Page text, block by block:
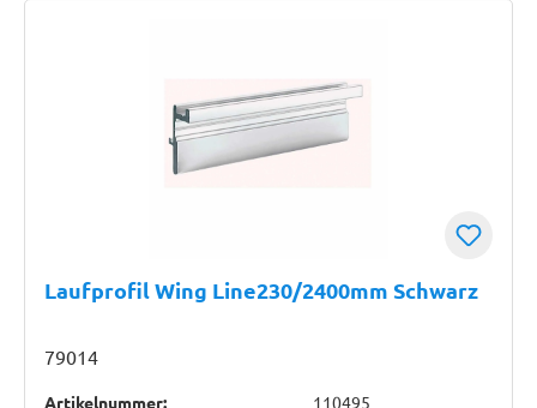
Laufprofil Wing Line230/2400mm Schwarz
79014
Artikelnummer: 110495